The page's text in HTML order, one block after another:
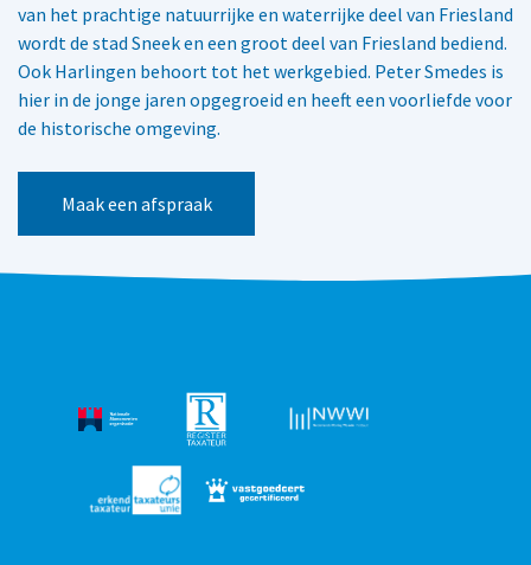
van het prachtige natuurrijke en waterrijke deel van Friesland
wordt de stad Sneek en een groot deel van Friesland bediend.
Ook Harlingen behoort tot het werkgebied. Peter Smedes is
hier in de jonge jaren opgegroeid en heeft een voorliefde voor
de historische omgeving.
Maak een afspraak